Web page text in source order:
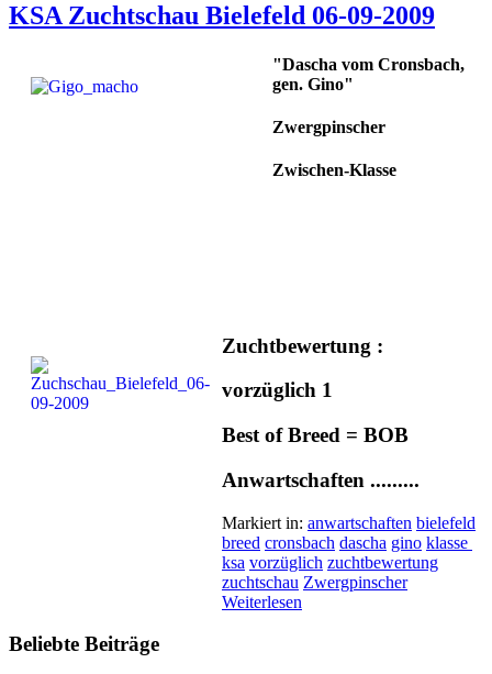
KSA Zuchtschau Bielefeld 06-09-2009
"Dascha vom Cronsbach,
gen. Gino"
Zwergpinscher
Zwischen-Klasse
Zuchtbewertung :
vorzüglich 1
Best of Breed = BOB
Anwartschaften .........
Markiert in: anwartschaften bielefeld
breed cronsbach dascha gino klasse
ksa vorzüglich zuchtbewertung
zuchtschau Zwergpinscher
Weiterlesen
Beliebte Beiträge